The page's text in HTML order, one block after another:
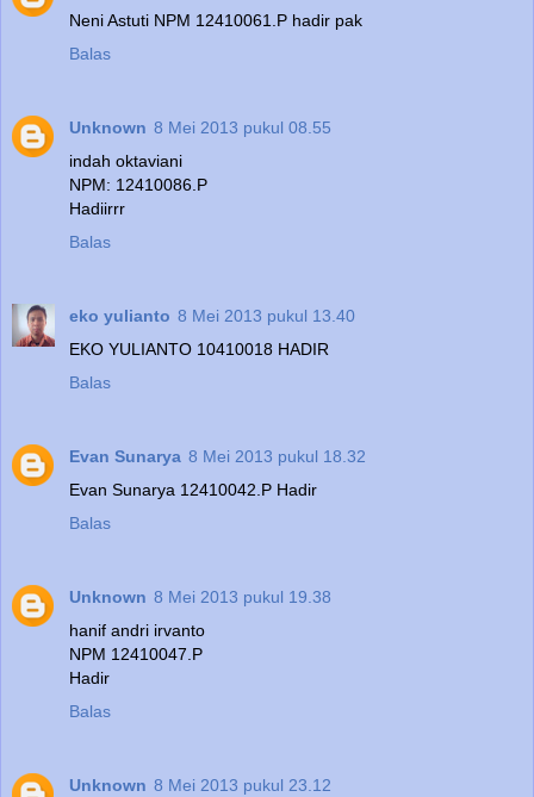
Neni Astuti NPM 12410061.P hadir pak
Balas
Unknown 8 Mei 2013 pukul 08.55
indah oktaviani
NPM: 12410086.P
Hadiirrr
Balas
eko yulianto 8 Mei 2013 pukul 13.40
EKO YULIANTO 10410018 HADIR
Balas
Evan Sunarya 8 Mei 2013 pukul 18.32
Evan Sunarya 12410042.P Hadir
Balas
Unknown 8 Mei 2013 pukul 19.38
hanif andri irvanto
NPM 12410047.P
Hadir
Balas
Unknown 8 Mei 2013 pukul 23.12